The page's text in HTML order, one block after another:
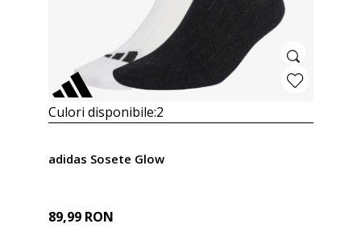
Culori disponibile:2
adidas Sosete Glow
89,99 RON